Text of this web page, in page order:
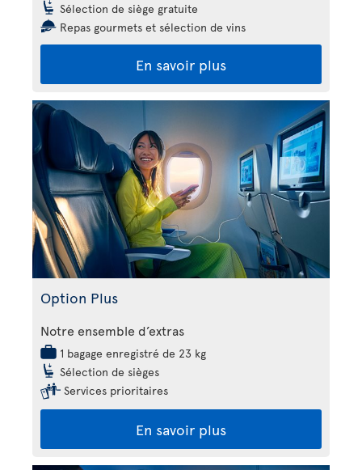
Sélection de siège gratuite
Repas gourmets et sélection de vins
En savoir plus
Option Plus
Notre ensemble d’extras
1 bagage enregistré de 23 kg
Sélection de sièges
Services prioritaires
En savoir plus